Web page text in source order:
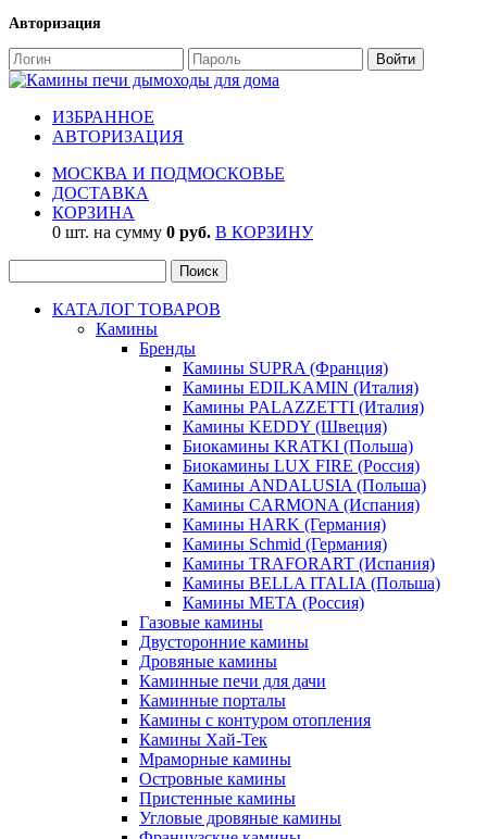
Авторизация
ИЗБРАННОЕ
АВТОРИЗАЦИЯ
МОСКВА И ПОДМОСКОВЬЕ
ДОСТАВКА
КОРЗИНА
0 шт. на сумму 0 руб. В КОРЗИНУ
КАТАЛОГ ТОВАРОВ
Камины
Бренды
Камины SUPRA (Франция)
Камины EDILKAMIN (Италия)
Камины PALAZZETTI (Италия)
Камины KEDDY (Швеция)
Биокамины KRATKI (Польша)
Биокамины LUX FIRE (Россия)
Камины ANDALUSIA (Польша)
Камины CARMONA (Испания)
Камины HARK (Германия)
Камины Schmid (Германия)
Камины TRAFORART (Испания)
Камины BELLA ITALIA (Польша)
Камины МЕТА (Россия)
Газовые камины
Двусторонние камины
Дровяные камины
Каминные печи для дачи
Каминные порталы
Камины с контуром отопления
Камины Хай-Тек
Мраморные камины
Островные камины
Пристенные камины
Угловые дровяные камины